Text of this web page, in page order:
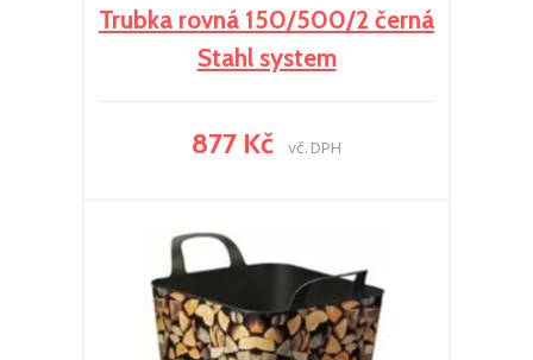
Trubka rovná 150/500/2 černá
Stahl system
877 Kč vč. DPH